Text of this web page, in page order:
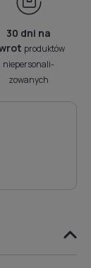
30 dni na
produktów
niepersonali­
zowanych